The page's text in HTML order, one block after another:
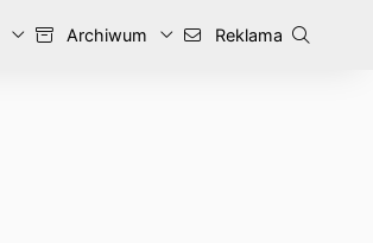
Archiwum Reklama